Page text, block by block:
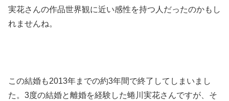
実花さんの作品世界観に近い感性を持つ人だったのかもし
れませんね。
この結婚も2013年までの約3年間で終了してしまいまし
た。3度の結婚と離婚を経験した蜷川実花さんですが、そ